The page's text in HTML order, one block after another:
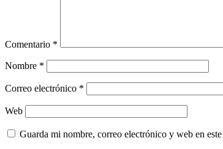
Comentario *
Nombre *
Correo electrónico *
Web
Guarda mi nombre, correo electrónico y web en